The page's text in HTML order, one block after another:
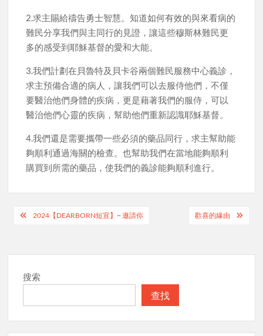
2.求主賜給禱告勇士智慧。知道如何有效的與來看病的
難民分享我們與主同行的見證，讓這些穆斯林難民更
多的感受到耶穌基督的愛和大能。
3.我們計劃在貝魯特及貝卡谷兩個難民服務中心義診，
求主預備合適的病人，讓我們可以去服侍他們，不僅
要醫治他們身體的疾病，更是藉著我們的服侍，可以
醫治他們心靈的疾病，幫助他們重新認識耶穌基督。
4.我們還是需要攜帶一些必須的藥品同行，求主幫助能
夠順利通過海關的檢查。也幫助我們在當地能夠順利
購買到所需的藥品，使我們的義診能夠順利進行。
Post2024【DEARBORN短宣】~ 邀請你 歡喜的緣由
搜索
查找